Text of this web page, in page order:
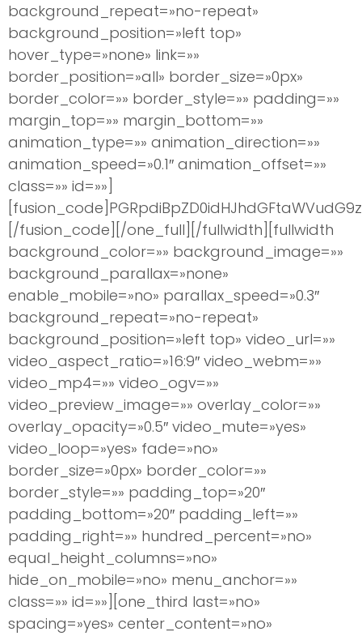
background_repeat=»no-repeat»
background_position=»left top»
hover_type=»none» link=»»
border_position=»all» border_size=»0px»
border_color=»» border_style=»» padding=»»
margin_top=»» margin_bottom=»»
animation_type=»» animation_direction=»»
animation_speed=»0.1″ animation_offset=»»
class=»» id=»»]
[/fusion_code][/one_full][/fullwidth][fullwidth
background_color=»» background_image=»»
background_parallax=»none»
enable_mobile=»no» parallax_speed=»0.3″
background_repeat=»no-repeat»
background_position=»left top» video_url=»»
video_aspect_ratio=»16:9″ video_webm=»»
video_mp4=»» video_ogv=»»
video_preview_image=»» overlay_color=»»
overlay_opacity=»0.5″ video_mute=»yes»
video_loop=»yes» fade=»no»
border_size=»0px» border_color=»»
border_style=»» padding_top=»20″
padding_bottom=»20″ padding_left=»»
padding_right=»» hundred_percent=»no»
equal_height_columns=»no»
hide_on_mobile=»no» menu_anchor=»»
class=»» id=»»][one_third last=»no»
spacing=»yes» center_content=»no»